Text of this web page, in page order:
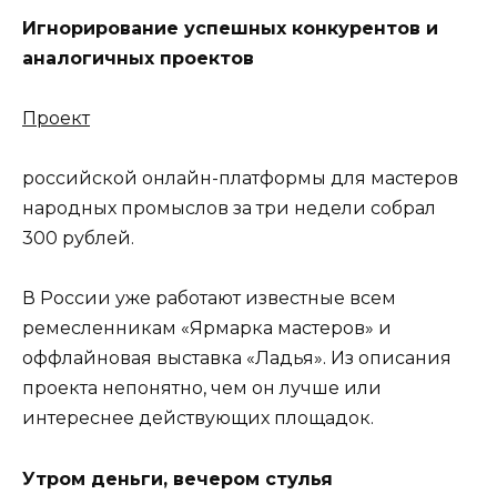
Игнорирование успешных конкурентов и
аналогичных проектов
Проект
российской онлайн-платформы для мастеров
народных промыслов за три недели собрал
300 рублей.
В России уже работают известные всем
ремесленникам «Ярмарка мастеров» и
оффлайновая выставка «Ладья». Из описания
проекта непонятно, чем он лучше или
интереснее действующих площадок.
Утром деньги, вечером стулья